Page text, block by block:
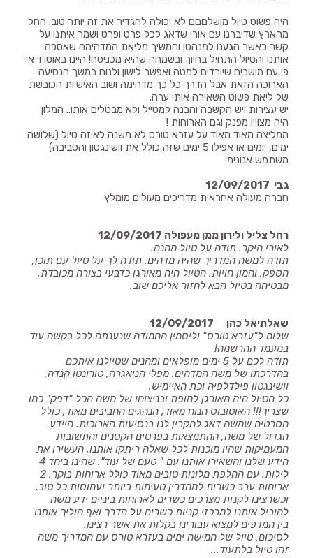
היה פשוט טיול מושלםםם לא יכולה להגדיר את זה יותר טוב. החל
מהארץ שדיברנו עם אורי שדאג לכל פרט ופרט ושמר איתנו על
קשר כאשר הגענו למנהטן והמשיך מליאת המדהימה שאספה
אותנו והטיול התחיל בחיוך ובשמחה שהיא מכניסה! היינו באוטו וי אי
פי עם מושבים שיורדים למטה ואפשר לישון ולנוח במשך הנסיעה
הארוכה הזאת אבל הדרך כל כך מדהימה ושוב האישיות הכובשת
של ליאת פשוט השאירה אותי ערה.
יש עצירות ויש הקשבה והבנה למטייל ולא מבטלים אותו.. המלון
היה מצויין מפנק וגם הארוחות !
ממליצה מאוד מאוד על עזרא טורס לא משנה לאיזה טיול (שלושה
ימים, יומים או אפילו 5 ימים שזה כולל את וושינגטון והסביבה)
משתמש אנונימי
גבי 12/09/2017
חברה מעולה אחראית מדריכים מעולים מומלץ
רחל צליל ולירון ממן מעפולה 12/09/2017
לאורי היקר. תודה על טיול מהנה.
תודה למשה המדריך שהיה מדהים. תודה לך על טיול עם תוכן,
הספק, והמון חויות. הטיול היה מאורגן כדבעי בצורה מכובדת,
מבטיחה בטיול הבא לחזור אליכם שוב.
שאלתיאל כהן 12/09/2017
שלום ל"עזרא טורס" וליסמין החמודה שנענתה לכל בקשה עוד
במעמד ההרשמה!
תודה לכם על5 ימים מופלאים ומהנים שטיילנו איתכם
בהדרכתו של משה המדהים. מפלי הניאגרה, טורונטו קנדה,
וושינגטון פילדלפיה וכת האיימיש.
כל הטיול היה מאורגן למופת ובניצוחו של משה הכל "דפק" כמו
שצריך!!! האוטובוס הנוח מאוד, הנהגים החביבים מאוד, כולל
הסרטים שמשה דאג להקרין לנו בנסיעות הארוכות. היידע
הגדול של משה, ההתמצאות בפרטים הקטנים והתשובות
המעמיקות שהיו מוכנות לכל שאלה ריתקו אותנו, העשירו את
הידע שלנו והשאירו אותנו עם " טעם של עוד". שהינו ביחד4
לילות, עם החלפת מלונות טובים מאוד כולל ארוחות בוקר,2
ארוחות ערב כשרות למהדרין טעימות ביותר ועמוסות כל טוב,
וכשרצינו לקנות מצרכים כשרים לארוחות ביניים ידע משה
להוביל אותנו למרכזי קניות כשרים על הדרך ואף הוליך אותנו
בין המדפים למצוא עבורינו בקלות את אשר רצינו.
לסיכום: טיול של חמישה ימים בעזרא טורס עם המדריך משה
זהו טיול בלתעוד...